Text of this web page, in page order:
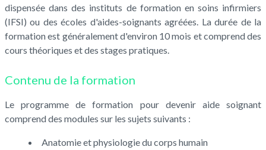
dispensée dans des instituts de formation en soins infirmiers
(IFSI) ou des écoles d'aides-soignants agréées. La durée de la
formation est généralement d'environ 10 mois et comprend des
cours théoriques et des stages pratiques.
Contenu de la formation
Le programme de formation pour devenir aide soignant
comprend des modules sur les sujets suivants :
Anatomie et physiologie du corps humain